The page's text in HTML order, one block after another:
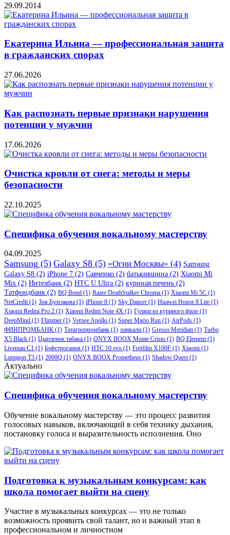
29.09.2014
Екатерина Ильина — профессиональная защита
в гражданских спорах
27.06.2026
Как распознать первые признаки нарушения
потенции у мужчин
17.06.2026
Очистка кровли от снега: методы и меры
безопасности
22.10.2025
Специфика обучения вокальному мастерству
04.09.2025
Samsung (5) Galaxy S8 (5) «Огни Москвы» (4) Samsung
Galaxy S8 (2) iPhone 7 (2) Савченко (2) батькивщина (2) Xiaomi Mi
Mix (2) Интехбанк (2) HTC U Ultra (2) куриная печень (2)
Татфондбанк (2) BQ Bond (1) Razer DeathStalker Chroma (1) Xiaomi Mi 5C (1)
NetCredit(1) Зоя Булгакова (1) iPhone 8 (1) Sky Dancer (1) Huawei Honor 8 Lite (1)
Xiaomi Redmi Pro 2 (1) Xiaomi Redmi Note 4X (1) Гуляш из куриного филе (1)
DeepMind (1) Flimmer (1) Vernee Apollo (1) Super Mario Run (1) AirPods (1)
ФИНПРОМБАНК (1) Татагропромбанк (1) хинкали (1) Gresso Meridian (1) Turbo
X5 Black (1) Цыпленок табака (1) ONYX BOOX Monte Cristo (1) BQ Element(1)
Liveman C1 (1) Бефстроганов (1) HTC 10 evo (1) Fujifilm X100F (1) Xiaomi (1)
Lumigon T3 (1) 2000Q (1) ONYX BOOX Prometheus (1) Shadow Quest(1)
Актуально
Специфика обучения вокальному мастерству
Обучение вокальному мастерству — это процесс развития
голосовых навыков, включающий в себя технику дыхания,
постановку голоса и выразительность исполнения. Оно
Подготовка к музыкальным конкурсам: как
школа помогает выйти на сцену
Участие в музыкальных конкурсах — это не только
возможность проявить свой талант, но и важный этап в
профессиональном и личностном